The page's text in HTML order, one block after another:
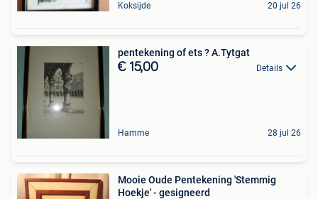
Koksijde 20 jul 26
pentekening of ets ? A.Tytgat
€ 15,00 Details
Hamme 28 jul 26
Mooie Oude Pentekening 'Stemmig
Hoekje' - gesigneerd